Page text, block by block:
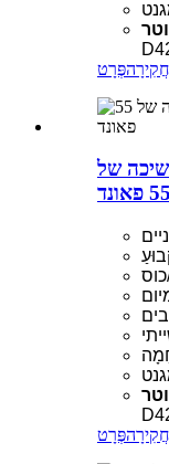
חֲקִירָהפְּרָט
של
55 פאונד
חֲקִירָהפְּרָט